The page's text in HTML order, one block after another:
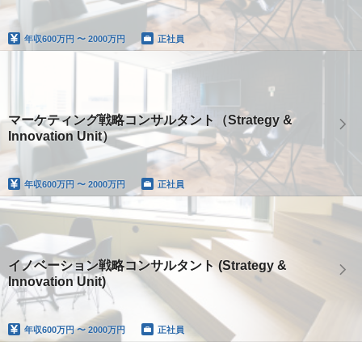
年収600万円 〜 2000万円 正社員
マーケティング戦略コンサルタント（Strategy &
Innovation Unit）
年収600万円 〜 2000万円 正社員
イノベーション戦略コンサルタント (Strategy &
Innovation Unit)
年収600万円 〜 2000万円 正社員